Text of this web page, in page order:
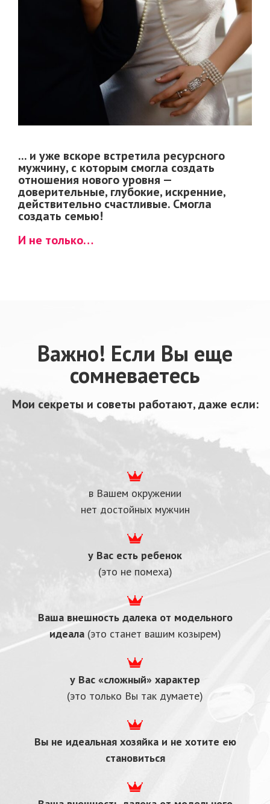
... и уже вскоре встретила ресурсного
мужчину, с которым смогла создать
отношения нового уровня —
доверительные, глубокие, искренние,
действительно счастливые. Смогла
создать семью!
И не только…
Важно! Если Вы еще
сомневаетесь
Мои секреты и советы работают, даже если:
в Вашем окружении
нет достойных мужчин
у Вас есть ребенок
(это не помеха)
Ваша внешность далека от модельного
идеала (это станет вашим козырем)
у Вас «сложный» характер
(это только Вы так думаете)
Вы не идеальная хозяйка и не хотите ею
становиться